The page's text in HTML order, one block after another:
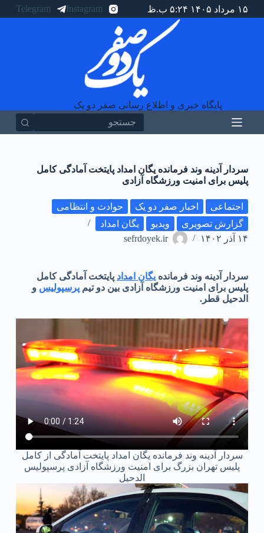
ا
۱۵ مرداد ۱۴۰۵ ۵:۲۴ ب.ظ Instagram
Telegram
پایگاه خبری و اطلاع رسانی صفر دو یک
سردار آدینه وند فرمانده یگان امداد پایتخت آمادگی کامل
پلیس برای امنیت ورزشگاه آزادی
اجتماعی اخبار صفر دو یک
حوادث و انتظامی
گزارش تصویری
ویدیو
یگان امداد
۱۴ آذر ۱۴۰۲
sefrdoyek.ir
سردار آدینه وند فرمانده یگان امداد پایتخت آمادگی کامل
پلیس برای امنیت ورزشگاه آزادی بین دو تیم پرسپولیس و
الدحیل قطر.
سردار آدینه وند فرمانده یگان امداد پایتخت آمادگی از کامل
پلیس تهران بزرگ برای امنیت ورزشگاه آزادی پرسپولیس
الدحیل